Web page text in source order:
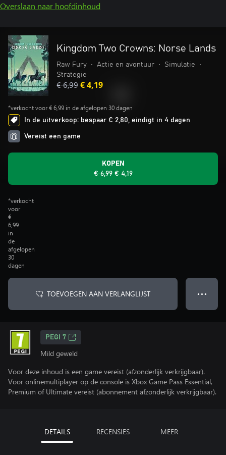
Overslaan naar hoofdinhoud
Kingdom Two Crowns: Norse Lands
Raw Fury • Actie en avontuur • Simulatie
•
Strategie
€ 6,99€ 4,19
*verkocht voor € 6,99 in de afgelopen 30 dagen
In de uitverkoop: bespaar € 2,80, eindigt in 4 dagen
Vereist een game
KOPEN
€ 6,99 € 4,19
*verkocht
voor
€
6,99
in
de
afgelopen
30
dagen
TOEVOEGEN AAN VERLANGLIJST ● ● ●
PEGI 7
Mild geweld
Voor deze inhoud is een game vereist (afzonderlijk verkrijgbaar).
Voor onlinemultiplayer op de console is Xbox Game Pass Essential,
Premium of Ultimate vereist (abonnement afzonderlijk verkrijgbaar).
DETAILS RECENSIES MEER